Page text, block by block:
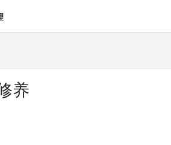
养